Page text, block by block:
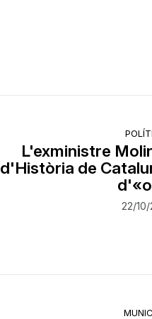
L'exministre
d'Història de
22/10/